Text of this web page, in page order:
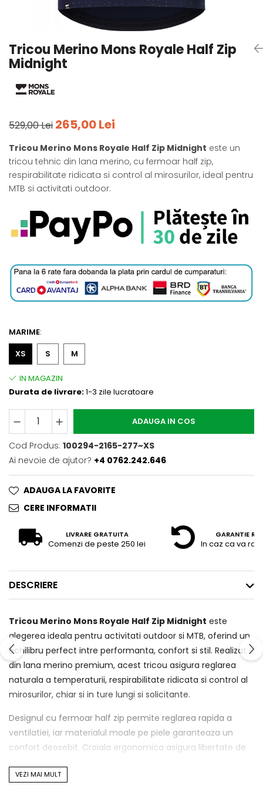
Pantaloni outdoor
Curele
Bustiere
Tricou Merino Mons Royale Half Zip
Midnight
529,00 Lei 265,00 Lei
Tricou Merino Mons Royale Half Zip Midnight este un
tricou tehnic din lana merino, cu fermoar half zip,
respirabilitate ridicata si control al mirosurilor, ideal pentru
MTB si activitati outdoor.
MARIME:
XS
S M
Durata de livrare:1-3 zile lucratoare
ADAUGA IN COS
Cod Produs: 100294-2165-277~XS
Ai nevoie de ajutor? +4 0762.242.646
ADAUGA LA FAVORITE
CERE INFORMATII
LIVRARE GRATUITA
Comenzi de peste 250 lei
GARANTIE
In caz ca va
DESCRIERE
Tricou Merino Mons Royale Half Zip Midnight este
alegerea ideala pentru activitati outdoor si MTB, oferind un
echilibru perfect intre performanta, confort si stil. Realizat
din lana merino premium, acest tricou asigura reglarea
naturala a temperaturii, respirabilitate ridicata si control al
mirosurilor, chiar si in ture lungi si solicitante.
Designul cu fermoar half zip permite reglarea rapida a
ventilatiei, iar materialul moale pe piele garanteaza un
confort deosebit. Croiala ergonomica asigura libertate de
activitati outdoor variate.
VEZI MAI MULT